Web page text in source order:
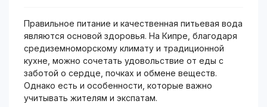
Правильное питание и качественная питьевая вода
являются основой здоровья. На Кипре, благодаря
средиземноморскому климату и традиционной
кухне, можно сочетать удовольствие от еды с
заботой о сердце, почках и обмене веществ.
Однако есть и особенности, которые важно
учитывать жителям и экспатам.